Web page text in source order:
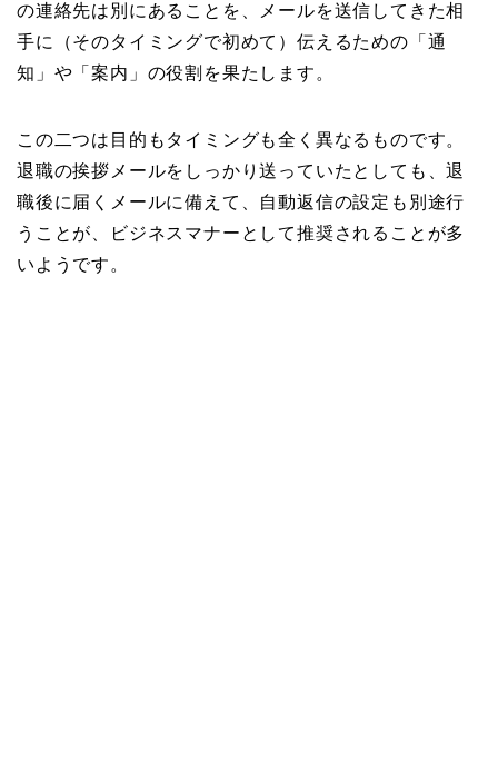
の連絡先は別にあることを、メールを送信してきた相
手に（そのタイミングで初めて）伝えるための「通
知」や「案内」の役割を果たします。
この二つは目的もタイミングも全く異なるものです。
退職の挨拶メールをしっかり送っていたとしても、退
職後に届くメールに備えて、自動返信の設定も別途行
うことが、ビジネスマナーとして推奨されることが多
いようです。